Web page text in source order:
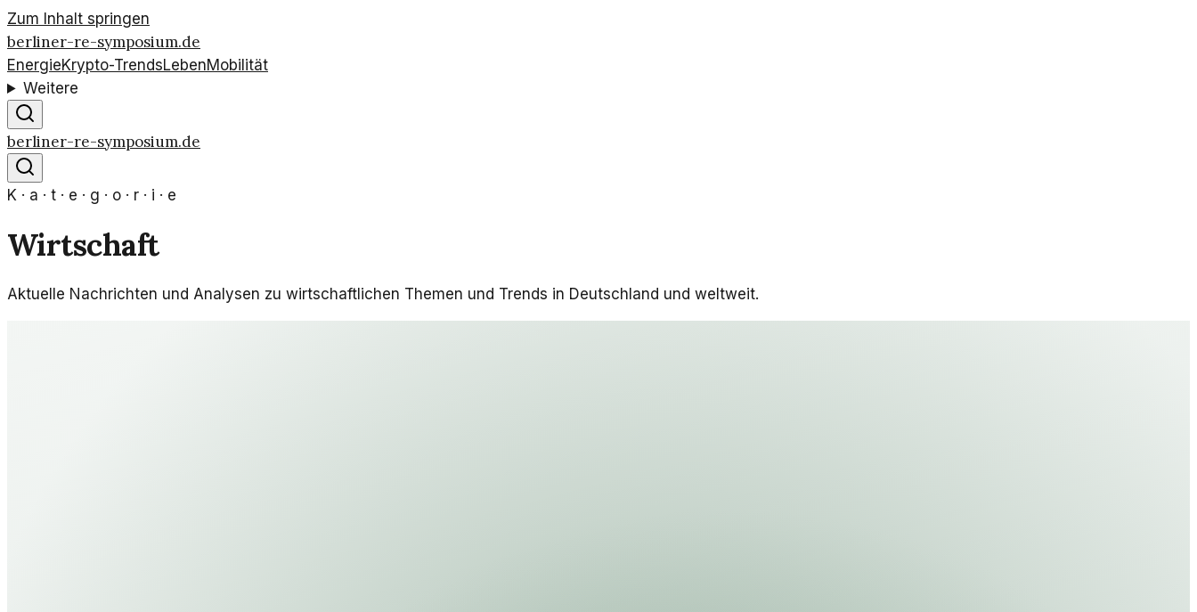
Zum Inhalt springen
berliner-re-symposium.de
EnergieKrypto-TrendsLebenMobilität
Weitere
berliner-re-symposium.de
K · a · t · e · g · o · r · i · e
Wirtschaft
Aktuelle Nachrichten und Analysen zu wirtschaftlichen Themen und Trends in Deutschland und weltweit.